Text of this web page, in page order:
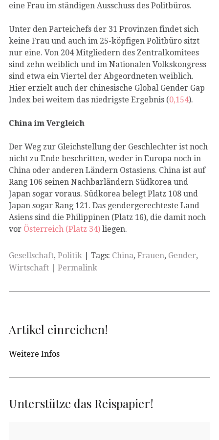
eine Frau im ständigen Ausschuss des Politbüros.
Unter den Parteichefs der 31 Provinzen findet sich
keine Frau und auch im 25-köpfigen Politbüro sitzt
nur eine. Von 204 Mitgliedern des Zentralkomitees
sind zehn weiblich und im Nationalen Volkskongress
sind etwa ein Viertel der Abgeordneten weiblich.
Hier erzielt auch der chinesische Global Gender Gap
Index bei weitem das niedrigste Ergebnis (0,154).
China im Vergleich
Der Weg zur Gleichstellung der Geschlechter ist noch
nicht zu Ende beschritten, weder in Europa noch in
China oder anderen Ländern Ostasiens. China ist auf
Rang 106 seinen Nachbarländern Südkorea und
Japan sogar voraus. Südkorea belegt Platz 108 und
Japan sogar Rang 121. Das gendergerechteste Land
Asiens sind die Philippinen (Platz 16), die damit noch
vor Österreich (Platz 34) liegen.
Gesellschaft, Politik | Tags: China, Frauen, Gender,
Wirtschaft
Permalink
Artikel einreichen!
Weitere Infos
Unterstütze das Reispapier!